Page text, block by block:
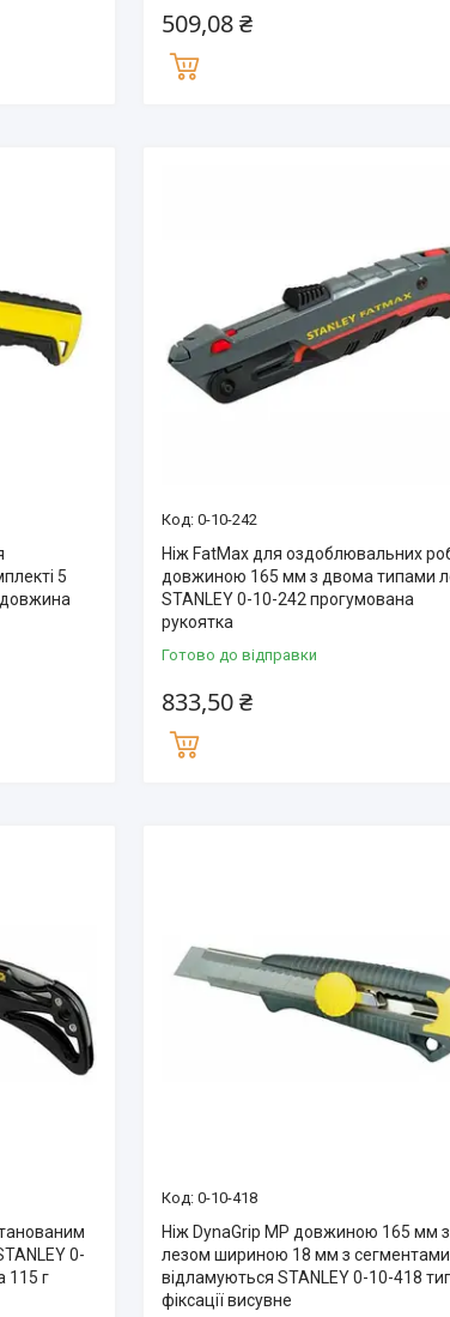
509,08 ₴
5
довжина
0-10-242
Ніж FatMax для оздоблювальних
довжиною 165 мм з двома типами
STANLEY 0-10-242 прогумована
рукоятка
Готово до відправки
833,50 ₴
0-
115 г
0-10-418
Ніж DynaGrip MP довжиною 165 мм з
лезом шириною 18 мм з
відламуються STANLEY 0-10-418
фіксації висувне